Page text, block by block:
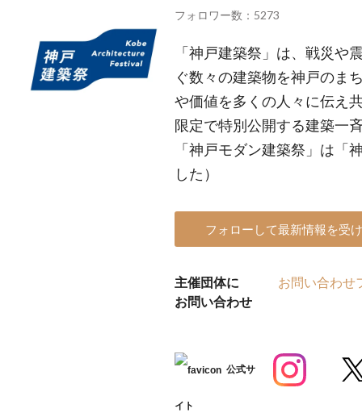
フォロワー数：5273
「神戸建築祭」は、戦災や
ぐ数々の建築物を神戸のま
や価値を多くの人々に伝え
限定で特別公開する建築一
「神戸モダン建築祭」は「
した）
フォローして最新情報を受
主催団体に
お問い合わせ
お問い合わせ
公式サ
イト